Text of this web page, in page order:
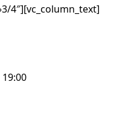
4″][vc_column_text]